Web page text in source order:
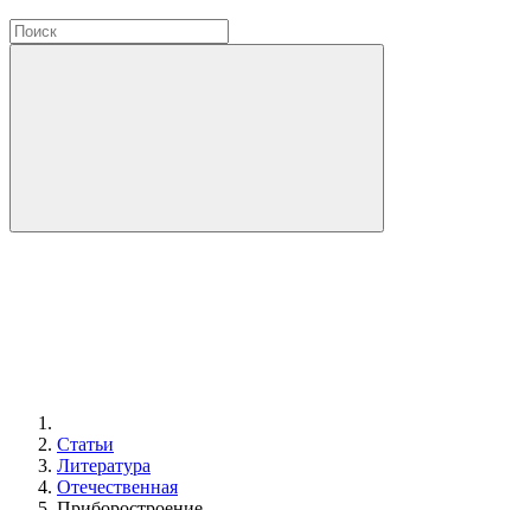
Статьи
Литература
Отечественная